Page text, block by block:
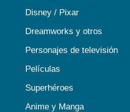
Disney / Pixar
Dreamworks y otros
Personajes de televisión
Películas
Superhéroes
Anime y Manga